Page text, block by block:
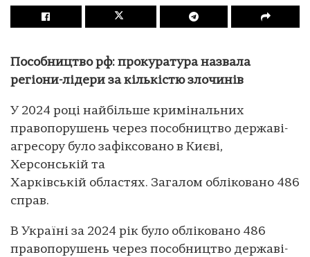
Пособництво рф: прокуратура назвала
регіони-лідери за кількістю злочинів
У 2024 році найбільше кримінальних
правопорушень через пособництво державі-
агресору було зафіксовано в Києві,
Херсонській та
Харківській областях. Загалом обліковано 486
справ.
В Україні за 2024 рік було обліковано 486
правопорушень через пособництво державі-